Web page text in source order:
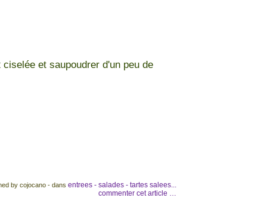
et saupoudrer d'un peu de
by cojocano - dans entrees - salades - tartes salees...
commenter cet article …